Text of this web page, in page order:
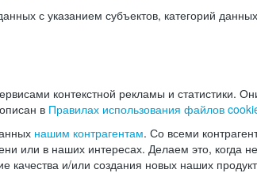
с указанием субъектов, категорий
контекстной рекламы и статистики.
в Правилах использования файлов
нашим контрагентам. Со всеми
или в наших интересах. Делаем это,
и/или создания новых наших